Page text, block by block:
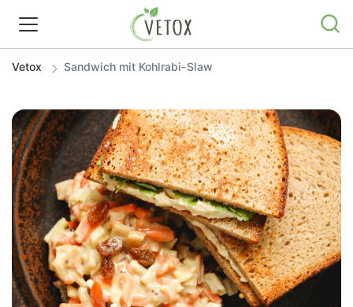
REZEPTWELT
WISSEN
SHOP
GRATIS ERNÄHRUNGSTIPPS
Vetox Sandwich mit Kohlrabi-Slaw